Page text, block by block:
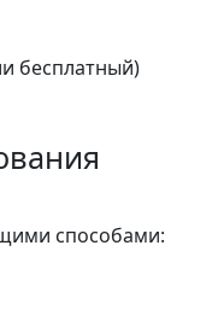
бесплатный)
способами: